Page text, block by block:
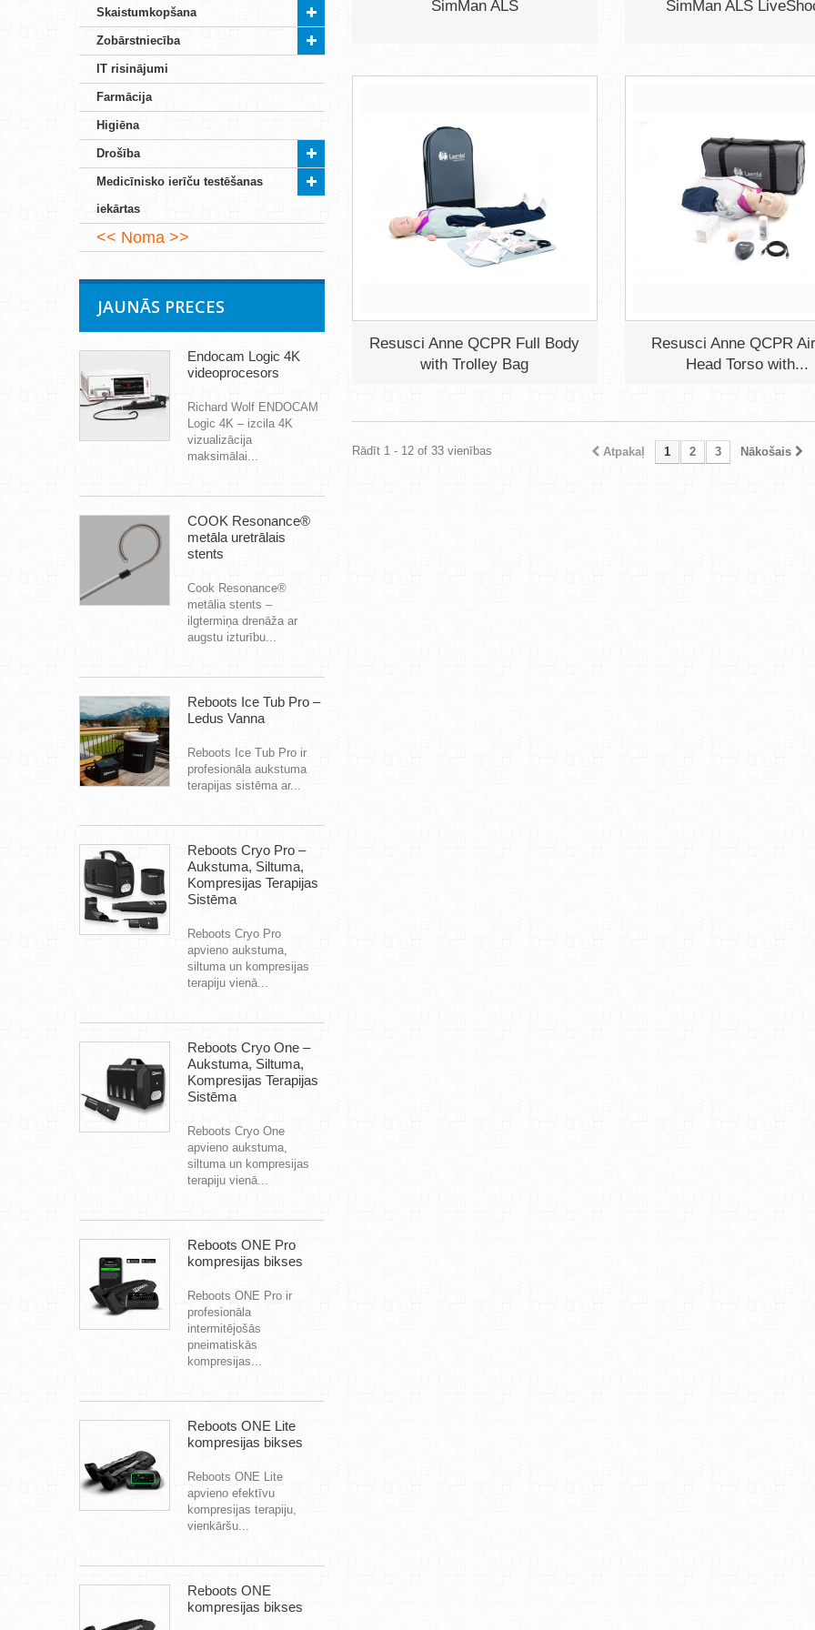
Skaistumkopšana
Zobārstniecība
IT risinājumi
Farmācija
Higiēna
Drošība
Medicīnisko ierīču testēšanas
iekārtas
Noma
JAUNĀS PRECES
Endocam Logic 4K
videoprocesors
Richard Wolf ENDOCAM
Logic 4K – izcila 4K
vizualizācija
maksimālai...
COOK Resonance®
metāla uretrālais
stents
Cook Resonance®
metālia stents –
ilgtermiņa drenāža ar
augstu izturību...
Reboots Ice Tub Pro –
Ledus Vanna
Reboots Ice Tub Pro ir
profesionāla aukstuma
terapijas sistēma ar...
Reboots Cryo Pro –
Aukstuma, Siltuma,
Kompresijas Terapijas
Sistēma
Reboots Cryo Pro
apvieno aukstuma,
siltuma un kompresijas
terapiju vienā...
Reboots Cryo One –
Aukstuma, Siltuma,
Kompresijas Terapijas
Sistēma
Reboots Cryo One
apvieno aukstuma,
siltuma un kompresijas
terapiju vienā...
Reboots ONE Pro
kompresijas bikses
Reboots ONE Pro ir
profesionāla
intermitējošās
pneimatiskās
kompresijas...
Reboots ONE Lite
kompresijas bikses
Reboots ONE Lite
apvieno efektīvu
kompresijas terapiju,
vienkāršu...
Reboots ONE
kompresijas bikses
SimMan ALS SimMan ALS
Resusci Anne QCPR Full Body
with Trolley Bag
Resusci Anne QCPR
Head Torso with...
Atpakaļ 1 2 3 Nākošais
Rādīt 1 - 12 of 33 vienības